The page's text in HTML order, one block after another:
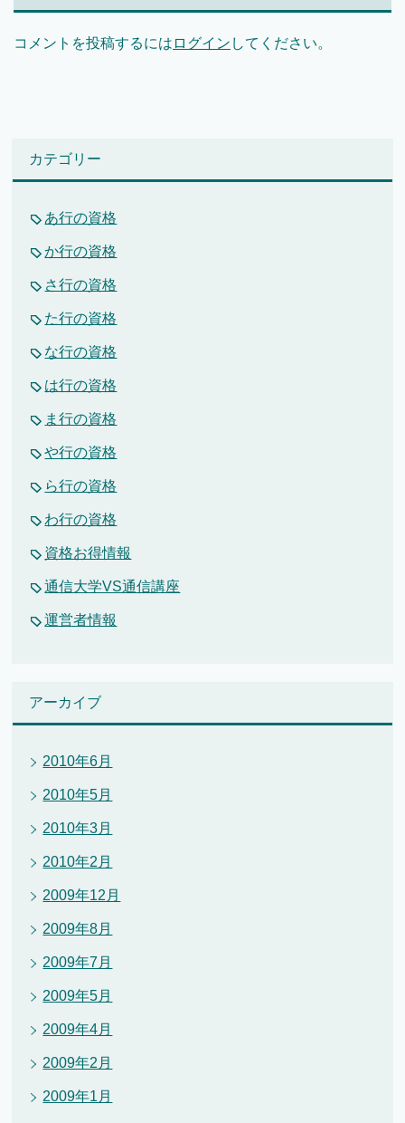
コメントを投稿するには ログイン してください。
カテゴリー
あ行の資格
か行の資格
さ行の資格
た行の資格
な行の資格
は行の資格
ま行の資格
や行の資格
ら行の資格
わ行の資格
資格お得情報
通信大学VS通信講座
運営者情報
アーカイブ
2010年6月
2010年5月
2010年3月
2010年2月
2009年12月
2009年8月
2009年7月
2009年5月
2009年4月
2009年2月
2009年1月